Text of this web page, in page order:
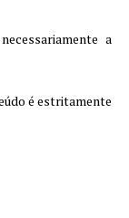
a
é estritamente